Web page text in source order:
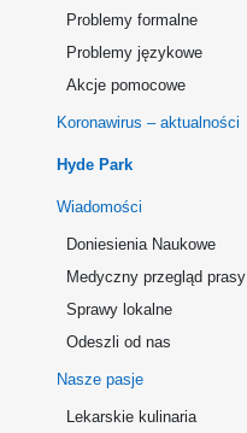
Problemy formalne
Problemy językowe
Akcje pomocowe
Koronawirus – aktualności
Hyde Park
Wiadomości
Doniesienia Naukowe
Medyczny przegląd prasy
Sprawy lokalne
Odeszli od nas
Nasze pasje
Lekarskie kulinaria